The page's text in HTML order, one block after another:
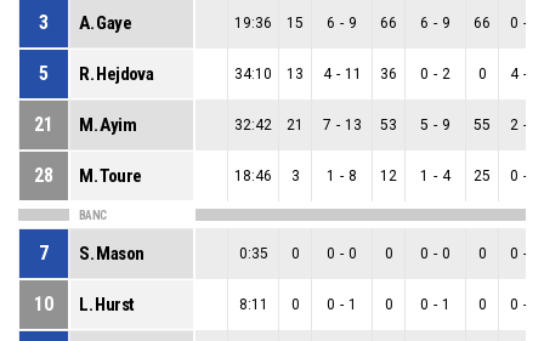
3 A. Gaye 19:36 15 6 - 9 66 6 - 9 66 0 -
5 R. Hejdova 34:10 13 4 - 11 36 0 - 2 0 4 -
21 M. Ayim 32:42 21 7 - 13 53 5 - 9 55 2 -
28 M. Toure 18:46 3 1 - 8 12 1 - 4 25 0 -
BANC
7 S. Mason 0:35 0 0 - 0 0 0 - 0 0 0 -
10 L. Hurst 8:11 0 0 - 1 0 0 - 1 0 0 -